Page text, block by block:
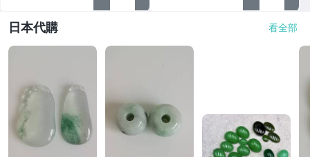
日本代購 看全部